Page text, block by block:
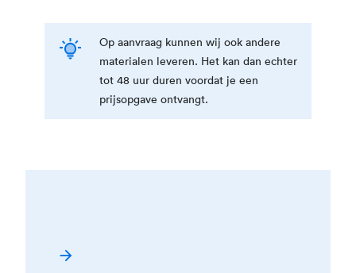
Op aanvraag kunnen wij ook andere
materialen leveren. Het kan dan echter
tot 48 uur duren voordat je een
prijsopgave ontvangt.